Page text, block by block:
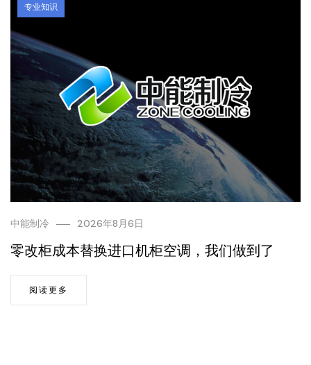
专业知识
中能制冷 2026年8月6日
零改柜成本替换进口机柜空调，我们做到了
阅读更多